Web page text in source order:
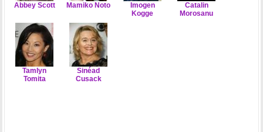
Abbey Scott Mamiko Noto
Imogen
Kogge
Catalin
Morosanu
Tamlyn
Tomita
Sinéad
Cusack